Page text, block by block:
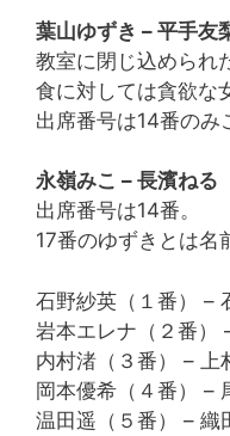
葉山ゆずき – 平手友
教室に閉じ込められ
食に対しては貪欲な
出席番号は14番のみ
永嶺みこ – 長濱ねる
出席番号は14番。
17番のゆずきとは名
石野紗英（１番） –
岩本エレナ（２番）
内村渚（３番） – 上
岡本優希（４番） –
温田遥（５番） – 織